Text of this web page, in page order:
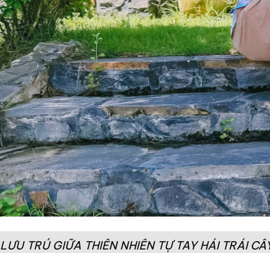
LƯU TRÚ GIỮA THIÊN NHIÊN TỰ TAY HÁI TRÁI